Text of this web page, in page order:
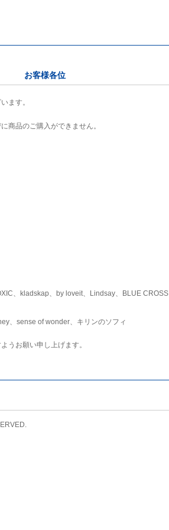
お客様各位
ます。
商品のご購入ができません。
、kladskap、by loveit、Lindsay、BLUE CROSS
、sense of wonder、キリンのソフィ
うお願い申し上げます。